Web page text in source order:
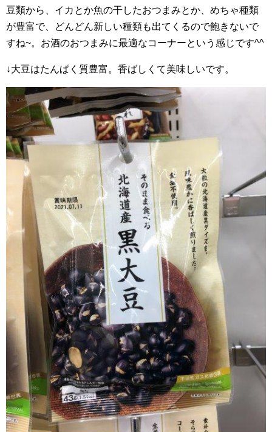
豆類から、イカとか魚の干したおつまみとか、めちゃ種類
が豊富で、どんどん新しい種類も出てくるので飽きないで
すね~。お酒のおつまみに最適なコーナーという感じです^^
↓大豆はたんぱく質豊富。香ばしくて美味しいです。